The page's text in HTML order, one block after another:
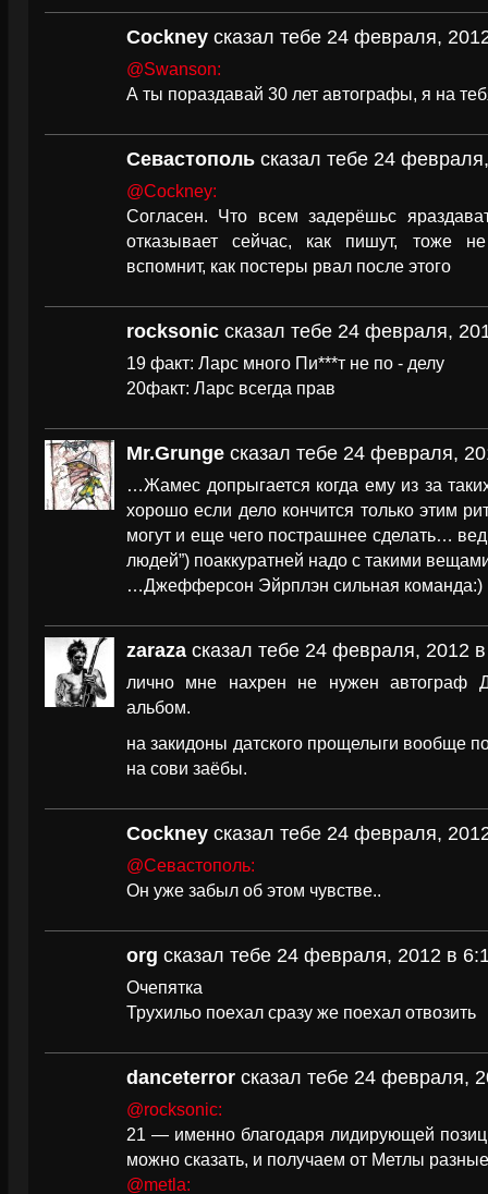
Cockney сказал тебе 24 февраля,
@Swanson:
А ты пораздавай 30 лет автографы, я на
Севастополь сказал тебе 24
@Cockney:
Согласен. Что всем задерёшьс
отказывает сейчас, как пишут, тоже
вспомнит, как постеры рвал после этого
rocksonic сказал тебе 24 февраля,
19 факт: Ларс много Пи***т не по - делу
20факт: Ларс всегда прав
Mr.Grunge сказал тебе 24 февраля,
…Жамес допрыгается когда ему из за
хорошо если дело кончится только этим
могут и еще чего пострашнее сделать…
людей”) поаккуратней надо с такими
…Джефферсон Эйрплэн сильная команда:)
zaraza сказал тебе 24 февраля, 2012
лично мне нахрен не нужен автограф
альбом.
на закидоны датского прощелыги вообще
на сови заёбы.
Cockney сказал тебе 24 февраля,
@Севастополь:
Он уже забыл об этом чувстве..
org сказал тебе 24 февраля, 2012 в
Очепятка
Трухильо поехал сразу же поехал отвозить
danceterror сказал тебе 24 февраля,
@rocksonic:
21 — именно благодаря лидирующей
можно сказать, и получаем от Метлы
@metla: